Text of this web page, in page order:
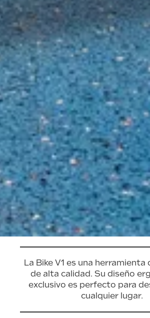
La Bike V1 es una herramienta
de alta calidad. Su diseño
exclusivo es perfecto para
cualquier lugar.